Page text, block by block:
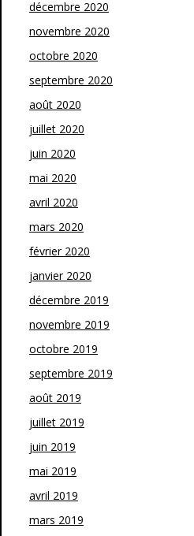
décembre 2020
novembre 2020
octobre 2020
septembre 2020
août 2020
juillet 2020
juin 2020
mai 2020
avril 2020
mars 2020
février 2020
janvier 2020
décembre 2019
novembre 2019
octobre 2019
septembre 2019
août 2019
juillet 2019
juin 2019
mai 2019
avril 2019
mars 2019